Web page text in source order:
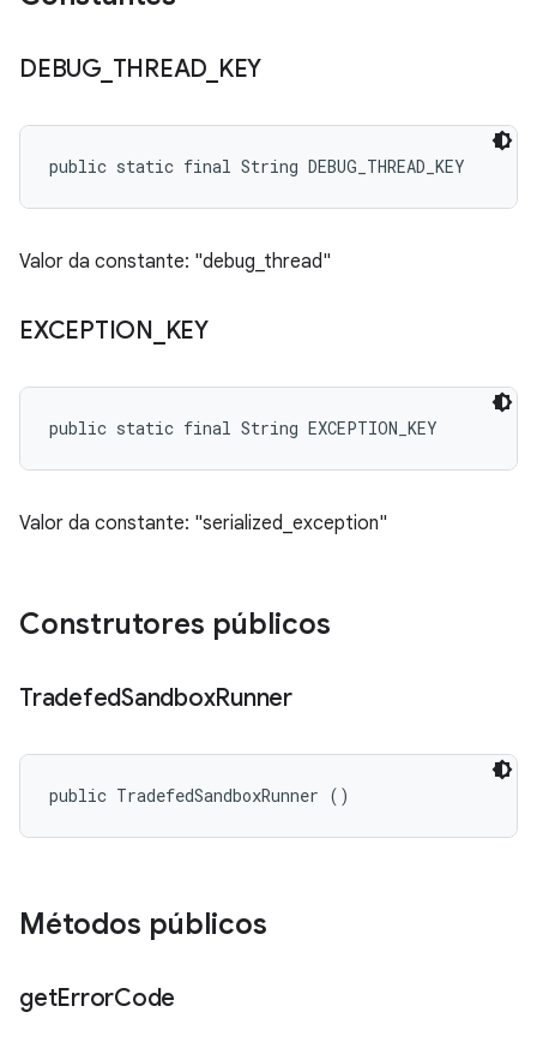
DEBUG_ THREAD KEY
public static final String DEBUG_THREAD_KEY
Valor da constante: "debug_thread"
EXCEPTION KEY
public static final String EXCEPTION_KEY
Valor da constante: "serialized_exception"
Construtores públicos
TradefedSandboxRunner
public TradefedSandboxRunner ()
Métodos públicos
getErrorCode